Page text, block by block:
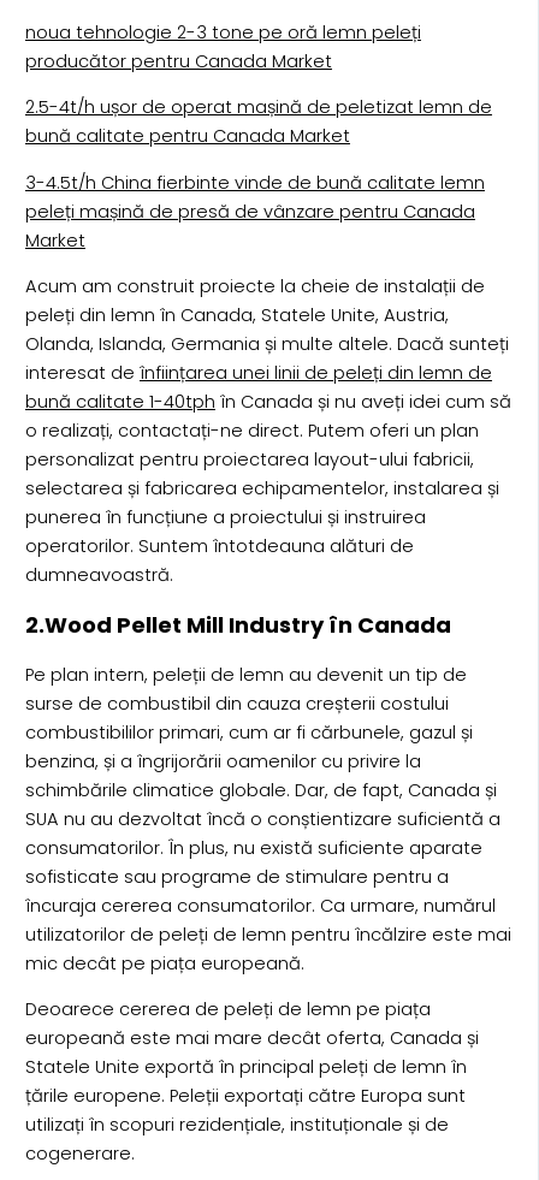
noua tehnologie 2-3 tone pe oră lemn peleți
producător pentru Canada Market
2.5-4t/h ușor de operat mașină de peletizat lemn de
bună calitate pentru Canada Market
3-4.5t/h China fierbinte vinde de bună calitate lemn
peleți mașină de presă de vânzare pentru Canada
Market
Acum am construit proiecte la cheie de instalații de
peleți din lemn în Canada, Statele Unite, Austria,
Olanda, Islanda, Germania și multe altele. Dacă sunteți
interesat de înființarea unei linii de peleți din lemn de
bună calitate 1-40tph în Canada și nu aveți idei cum să
o realizați, contactați-ne direct. Putem oferi un plan
personalizat pentru proiectarea layout-ului fabricii,
selectarea și fabricarea echipamentelor, instalarea și
punerea în funcțiune a proiectului și instruirea
operatorilor. Suntem întotdeauna alături de
dumneavoastră.
2.Wood Pellet Mill Industry în Canada
Pe plan intern, peleții de lemn au devenit un tip de
surse de combustibil din cauza creșterii costului
combustibililor primari, cum ar fi cărbunele, gazul și
benzina, și a îngrijorării oamenilor cu privire la
schimbările climatice globale. Dar, de fapt, Canada și
SUA nu au dezvoltat încă o conștientizare suficientă a
consumatorilor. În plus, nu există suficiente aparate
sofisticate sau programe de stimulare pentru a
încuraja cererea consumatorilor. Ca urmare, numărul
utilizatorilor de peleți de lemn pentru încălzire este mai
mic decât pe piața europeană.
Deoarece cererea de peleți de lemn pe piața
europeană este mai mare decât oferta, Canada și
Statele Unite exportă în principal peleți de lemn în
țările europene. Peleții exportați către Europa sunt
utilizați în scopuri rezidențiale, instituționale și de
cogenerare.